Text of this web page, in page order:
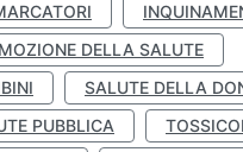
DELLA SALUTE
SALUTE DELLA
PUBBLICA